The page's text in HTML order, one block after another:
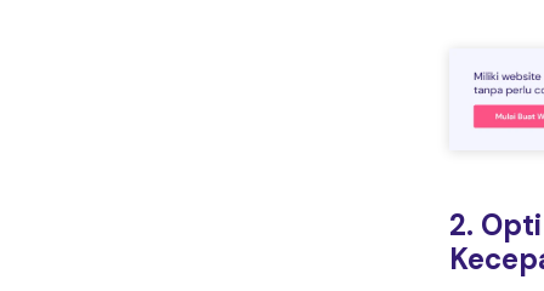
2.